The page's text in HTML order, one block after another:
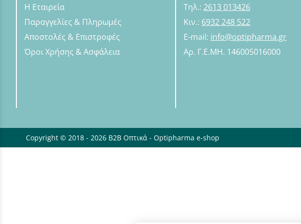
Η Εταιρεία
Παραγγελίες & Πληρωμές
Αποστολές & Επιστροφές
Όροι Χρήσης & Ασφάλεια
Τηλ.: 2613 013426
Κιν.: 6932 248 522
E-mail: info@optipharma.gr
Αρ. Γ.Ε.ΜΗ. 146005016000
Copyright © 2018 - 2026 B2B Οπτικά - Optipharma e-shop